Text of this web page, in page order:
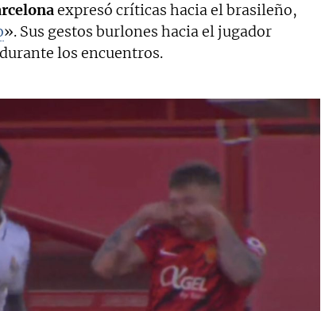
expresó críticas hacia el brasileño,
». Sus gestos burlones hacia el jugador
los encuentros.